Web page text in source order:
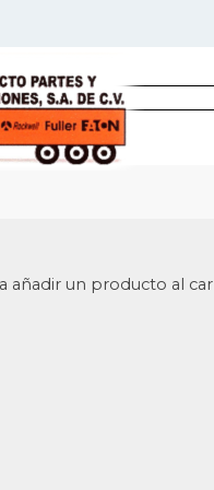
añadir un producto al